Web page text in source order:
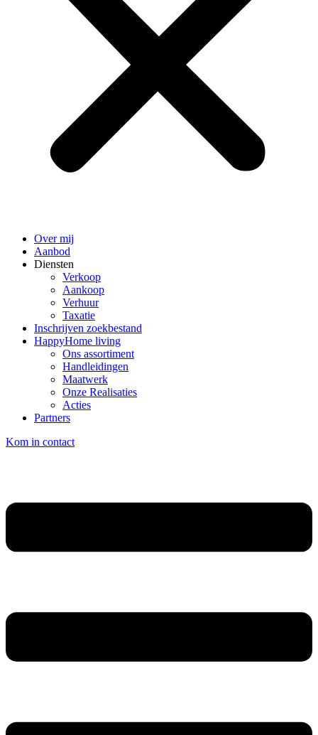
Over mij
Aanbod
Diensten
Verkoop
Aankoop
Verhuur
Taxatie
Inschrijven zoekbestand
HappyHome living
Ons assortiment
Handleidingen
Maatwerk
Onze Realisaties
Acties
Partners
Kom in contact